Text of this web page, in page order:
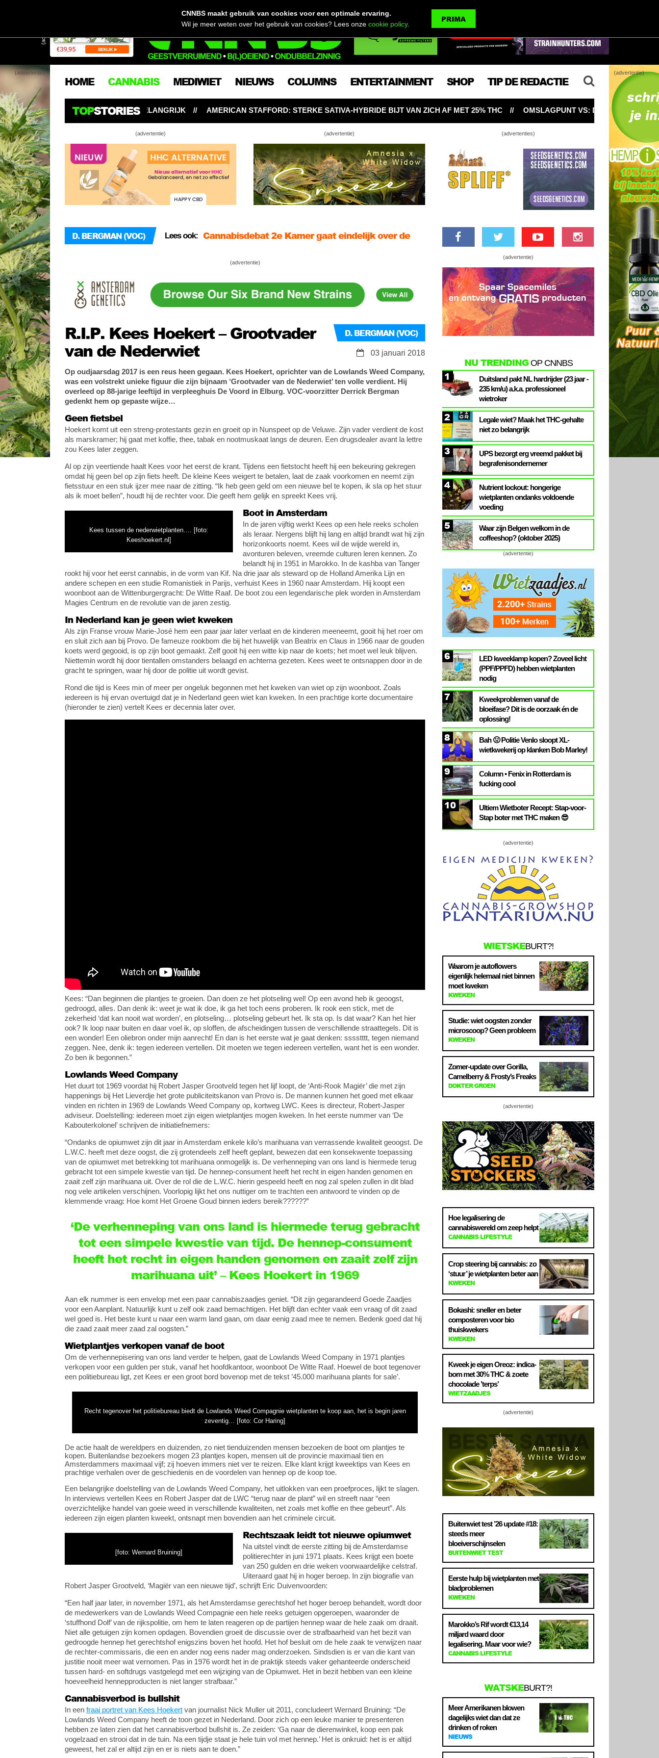
(advertentie) (advertentie)
(advertentie)
HOME CANNABIS MEDIWIET NIEUWS COLUMNS ENTERTAINMENT SHOP TIP DE REDACTIE
TOPSTORIES
NIET ZO BELANGRIJK AMERICAN STAFFORD: STERKE SATIVA-HYBRIDE BIJT VAN ZICH AF MET 25% THC OMSLAGPUNT VS: DE OPBRENGST VAN LEGALE
(advertentie) (advertentie)
D. BERGMAN (VOC) Lees ook:
VOC: parlementaire enquête Hollandse
Hennepoorlog!
Cannabisdebat 2e Kamer gaat eindelijk over de
VOC: parlementaire enquête Hollandse
Ná de Wietwet – wat gebeurt er met thuisteelt?!
(advertentie)
R.I.P. Kees Hoekert – Grootvader
van de Nederwiet
D. BERGMAN (VOC)
03 januari 2018
Op oudjaarsdag 2017 is een reus heen gegaan. Kees Hoekert, oprichter van de Lowlands Weed Company,
was een volstrekt unieke figuur die zijn bijnaam ‘Grootvader van de Nederwiet’ ten volle verdient. Hij
overleed op 88-jarige leeftijd in verpleeghuis De Voord in Elburg. VOC-voorzitter Derrick Bergman
gedenkt hem op gepaste wijze…
Geen fietsbel
Hoekert komt uit een streng-protestants gezin en groeit op in Nunspeet op de Veluwe. Zijn vader verdient de kost
als marskramer; hij gaat met koffie, thee, tabak en nootmuskaat langs de deuren. Een drugsdealer avant la lettre
zou Kees later zeggen.
Al op zijn veertiende haalt Kees voor het eerst de krant. Tijdens een fietstocht heeft hij een bekeuring gekregen
omdat hij geen bel op zijn fiets heeft. De kleine Kees weigert te betalen, laat de zaak voorkomen en neemt zijn
fietsstuur en een stuk ijzer mee naar de zitting. “Ik heb geen geld om een nieuwe bel te kopen, ik sla op het stuur
als ik moet bellen”, houdt hij de rechter voor. Die geeft hem gelijk en spreekt Kees vrij.
Kees tussen de nederwietplanten…. [foto:
Keeshoekert.nl]
Boot in Amsterdam
In de jaren vijftig werkt Kees op een hele reeks scholen
als leraar. Nergens blijft hij lang en altijd brandt wat hij zijn
horizonkoorts noemt. Kees wil de wijde wereld in,
avonturen beleven, vreemde culturen leren kennen. Zo
belandt hij in 1951 in Marokko. In de kashba van Tanger
rookt hij voor het eerst cannabis, in de vorm van Kif. Na drie jaar als steward op de Holland Amerika Lijn en
andere schepen en een studie Romanistiek in Parijs, verhuist Kees in 1960 naar Amsterdam. Hij koopt een
woonboot aan de Wittenburgergracht: De Witte Raaf. De boot zou een legendarische plek worden in Amsterdam
Magies Centrum en de revolutie van de jaren zestig.
In Nederland kan je geen wiet kweken
Als zijn Franse vrouw Marie-José hem een paar jaar later verlaat en de kinderen meeneemt, gooit hij het roer om
en sluit zich aan bij Provo. De fameuze rookbom die bij het huwelijk van Beatrix en Claus in 1966 naar de gouden
koets werd gegooid, is op zijn boot gemaakt. Zelf gooit hij een witte kip naar de koets; het moet wel leuk blijven.
Niettemin wordt hij door tientallen omstanders belaagd en achterna gezeten. Kees weet te ontsnappen door in de
gracht te springen, waar hij door de politie uit wordt gevist.
Rond die tijd is Kees min of meer per ongeluk begonnen met het kweken van wiet op zijn woonboot. Zoals
iedereen is hij ervan overtuigd dat je in Nederland geen wiet kan kweken. In een prachtige korte documentaire
(hieronder te zien) vertelt Kees er decennia later over.
Kees: “Dan beginnen die plantjes te groeien. Dan doen ze het plotseling wel! Op een avond heb ik geoogst,
gedroogd, alles. Dan denk ik: weet je wat ik doe, ik ga het toch eens proberen. Ik rook een stick, met de
zekerheid ‘dat kan nooit wat worden’, en plotseling… plotseling gebeurt het. Ik sta op. Is dat waar? Kan het hier
ook? Ik loop naar buiten en daar voel ik, op sloffen, de afscheidingen tussen de verschillende straattegels. Dit is
een wonder! Een oliebron onder mijn aanrecht! En dan is het eerste wat je gaat denken: sssstttt, tegen niemand
zeggen. Nee, denk ik: tegen iedereen vertellen. Dit moeten we tegen iedereen vertellen, want het is een wonder.
Zo ben ik begonnen.”
Lowlands Weed Company
Het duurt tot 1969 voordat hij Robert Jasper Grootveld tegen het lijf loopt, de ‘Anti-Rook Magiër’ die met zijn
happenings bij Het Lieverdje het grote publiciteitskanon van Provo is. De mannen kunnen het goed met elkaar
vinden en richten in 1969 de Lowlands Weed Company op, kortweg LWC. Kees is directeur, Robert-Jasper
adviseur. Doelstelling: iedereen moet zijn eigen wietplantjes mogen kweken. In het eerste nummer van ‘De
Kabouterkolonel’ schrijven de initiatiefnemers:
“Ondanks de opiumwet zijn dit jaar in Amsterdam enkele kilo’s marihuana van verrassende kwaliteit geoogst. De
L.W.C. heeft met deze oogst, die zij grotendeels zelf heeft geplant, bewezen dat een konsekwente toepassing
van de opiumwet met betrekking tot marihuana onmogelijk is. De verhenneping van ons land is hiermede terug
gebracht tot een simpele kwestie van tijd. De hennep-consument heeft het recht in eigen handen genomen en
zaait zelf zijn marihuana uit. Over de rol die de L.W.C. hierin gespeeld heeft en nog zal spelen zullen in dit blad
nog vele artikelen verschijnen. Voorlopig lijkt het ons nuttiger om te trachten een antwoord te vinden op de
klemmende vraag: Hoe komt Het Groene Goud binnen ieders bereik??????”
‘De verhenneping van ons land is hiermede terug gebracht
tot een simpele kwestie van tijd. De hennep-consument
heeft het recht in eigen handen genomen en zaait zelf zijn
marihuana uit’ – Kees Hoekert in 1969
Aan elk nummer is een envelop met een paar cannabiszaadjes geniet. “Dit zijn gegarandeerd Goede Zaadjes
voor een Aanplant. Natuurlijk kunt u zelf ook zaad bemachtigen. Het blijft dan echter vaak een vraag of dit zaad
wel goed is. Het beste kunt u naar een warm land gaan, om daar eenig zaad mee te nemen. Bedenk goed dat hij
die zaad zaait meer zaad zal oogsten.”
Wietplantjes verkopen vanaf de boot
Om de verhennepisering van ons land verder te helpen, gaat de Lowlands Weed Company in 1971 plantjes
verkopen voor een gulden per stuk, vanaf het hoofdkantoor, woonboot De Witte Raaf. Hoewel de boot tegenover
een politiebureau ligt, zet Kees er een groot bord bovenop met de tekst ’45.000 marihuana plants for sale’.
Recht tegenover het politiebureau biedt de Lowlands Weed Compagnie wietplanten te koop aan, het is begin jaren
zeventig… [foto: Cor Haring]
De actie haalt de wereldpers en duizenden, zo niet tienduizenden mensen bezoeken de boot om plantjes te
kopen. Buitenlandse bezoekers mogen 23 plantjes kopen, mensen uit de provincie maximaal tien en
Amsterdammers maximaal vijf; zij hoeven immers niet ver te reizen. Elke klant krijgt kweektips van Kees en
prachtige verhalen over de geschiedenis en de voordelen van hennep op de koop toe.
Een belangrijke doelstelling van de Lowlands Weed Company, het uitlokken van een proefproces, lijkt te slagen.
In interviews vertellen Kees en Robert Jasper dat de LWC “terug naar de plant” wil en streeft naar “een
overzichtelijke handel van goeie weed in verschillende kwaliteiten, net zoals met koffie en thee gebeurt”. Als
iedereen zijn eigen planten kweekt, ontsnapt men bovendien aan het criminele circuit.
[foto: Wernard Bruining]
Rechtszaak leidt tot nieuwe opiumwet
Na uitstel vindt de eerste zitting bij de Amsterdamse
politierechter in juni 1971 plaats. Kees krijgt een boete
van 250 gulden en drie weken voorwaardelijke celstraf.
Uiteraard gaat hij in hoger beroep. In zijn biografie van
Robert Jasper Grootveld, ‘Magiër van een nieuwe tijd’, schrijft Eric Duivenvoorden:
“Een half jaar later, in november 1971, als het Amsterdamse gerechtshof het hoger beroep behandelt, wordt door
de medewerkers van de Lowlands Weed Compagnie een hele reeks getuigen opgeroepen, waaronder de
‘stuffhond Dolf’ van de rijkspolitie, om hem te laten reageren op de partijen hennep waar de hele zaak om draait.
Niet alle getuigen zijn komen opdagen. Bovendien groeit de discussie over de strafbaarheid van het bezit van
gedroogde hennep het gerechtshof enigszins boven het hoofd. Het hof besluit om de hele zaak te verwijzen naar
de rechter-commissaris, die een en ander nog eens nader mag onderzoeken. Sindsdien is er van die kant van
justitie nooit meer wat vernomen. Pas in 1976 wordt het in de praktijk steeds vaker gehanteerde onderscheid
tussen hard- en softdrugs vastgelegd met een wijziging van de Opiumwet. Het in bezit hebben van een kleine
hoeveelheid hennepproducten is niet langer strafbaar.”
Cannabisverbod is bullshit
In een fraai portret van Kees Hoekert van journalist Nick Muller uit 2011, concludeert Wernard Bruining: “De
Lowlands Weed Company heeft de toon gezet in Nederland. Door zich op een leuke manier te presenteren
hebben ze laten zien dat het cannabisverbod bullshit is. Ze zeiden: ‘Ga naar de dierenwinkel, koop een pak
vogelzaad en strooi dat in de tuin. Na een tijdje staat je hele tuin vol met hennep.’ Het is onkruid: het is er altijd
geweest, het zal er altijd zijn en er is niets aan te doen.”
(advertenties)
(advertentie)
NU TRENDINGOP CNNBS
1
Duitsland pakt NL hardrijder (23 jaar -
235 km/u) a.k.a. professioneel
wietroker
2
Legale wiet? Maak het THC-gehalte
niet zo belangrijk
3
UPS bezorgt erg vreemd pakket bij
begrafenisondernemer
4
Nutrient lockout: hongerige
wietplanten ondanks voldoende
voeding
5
Waar zijn Belgen welkom in de
coffeeshop? (oktober 2025)
(advertentie)
6
LED kweeklamp kopen? Zoveel licht
(PPF/PPFD) hebben wietplanten
nodig
7
Kweekproblemen vanaf de
bloeifase? Dit is de oorzaak én de
oplossing!
8
Bah 🤢 Politie Venlo sloopt XL-
wietkwekerij op klanken Bob Marley!
9
Column • Fenix in Rotterdam is
fucking cool
10
Ultiem Wietboter Recept: Stap-voor-
Stap boter met THC maken 😎
(advertentie)
WIETSKEBURT?!
Waarom je autoflowers
eigenlijk helemaal niet binnen
moet kweken
KWEKEN
Studie: wiet oogsten zonder
microscoop? Geen probleem
KWEKEN
Zomer-update over Gorilla,
Camelberry & Frosty’s Freaks
DOKTER GROEN
(advertentie)
Hoe legalisering de
cannabiswereld om zeep helpt
CANNABIS LIFESTYLE
Crop steering bij cannabis: zo
‘stuur’ je wietplanten beter aan
KWEKEN
Bokashi: sneller en beter
composteren voor bio
thuiskwekers
KWEKEN
Kweek je eigen Oreoz: indica-
bom met 30% THC & zoete
chocolade ’terps’
WIETZAADJES
(advertentie)
Buitenwiet test ’26 update #18:
steeds meer
bloeiverschijnselen
BUITENWIET TEST
Eerste hulp bij wietplanten met
bladproblemen
KWEKEN
Marokko’s Rif wordt €13,14
miljard waard door
legalisering. Maar voor wie?
CANNABIS LIFESTYLE
WATSKEBURT?!
Meer Amerikanen blowen
dagelijks wiet dan dat ze
drinken of roken
NIEUWS
CNNBS maakt gebruik van cookies voor een optimale ervaring.
Wil je meer weten over het gebruik van cookies? Lees onzecookie policy.
PRIMA